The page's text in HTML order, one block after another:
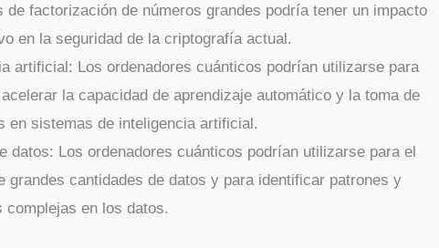
de factorización de números grandes podría tener un impacto
en la seguridad de la criptografía actual.
artificial: Los ordenadores cuánticos podrían utilizarse para
la capacidad de aprendizaje automático y la toma de
en sistemas de inteligencia artificial.
datos: Los ordenadores cuánticos podrían utilizarse para el
grandes cantidades de datos y para identificar patrones y
complejas en los datos.